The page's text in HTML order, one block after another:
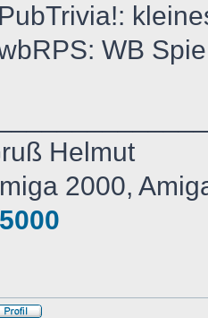
WB
Helmut
2000,